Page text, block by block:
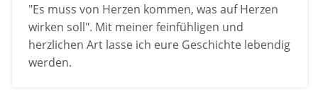
"Es muss von Herzen kommen, was auf Herzen
wirken soll". Mit meiner feinfühligen und
herzlichen Art lasse ich eure Geschichte lebendig
werden.